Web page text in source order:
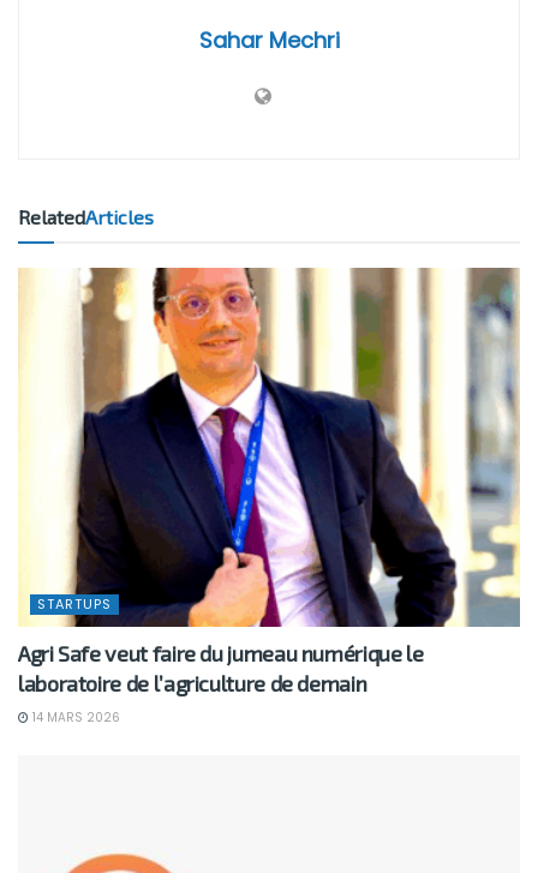
Sahar Mechri
RelatedArticles
STARTUPS
Agri Safe veut faire du jumeau numérique le
laboratoire de l’agriculture de demain
14 MARS 2026